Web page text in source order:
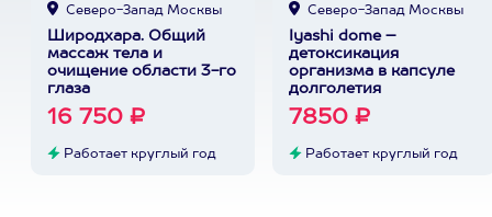
Северо-Запад Москвы
Широдхара. Общий
массаж тела и
очищение области 3-го
глаза
16 750 ₽
Работает круглый год
Северо-Запад Москвы
Iyashi dome –
детоксикация
организма в капсуле
долголетия
7850 ₽
Работает круглый год